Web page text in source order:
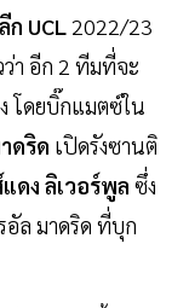
UCL2022/23
า อีก 2 ทีมที่จะ
โดยบิ๊กแมตซ์ใน
ดริด เปิดรังซานติ
ดง ลิเวอร์พูล ซึ่ง
ล มาดริด ที่บุก